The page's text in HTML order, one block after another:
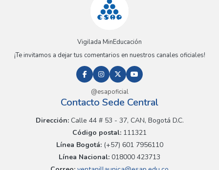
Vigilada MinEducación
¡Te invitamos a dejar tus comentarios en nuestros canales oficiales!
@esapoficial
Contacto Sede Central
Dirección:Calle 44 # 53 - 37, CAN, Bogotá D.C.
Código postal: 111321
Línea Bogotá:(+57) 601 7956110
Línea Nacional: 018000 423713